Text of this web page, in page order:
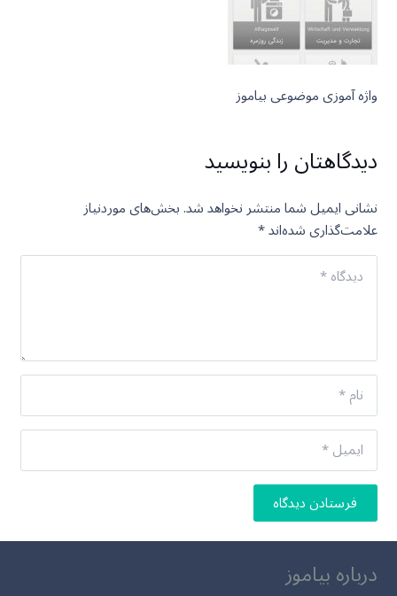
واژه آموزی موضوعی بیاموز
دیدگاهتان را بنویسید
نشانی ایمیل شما منتشر نخواهد شد.بخش‌های موردنیاز
علامت‌گذاری شده‌اند*
فرستادن دیدگاه
درباره بیاموز